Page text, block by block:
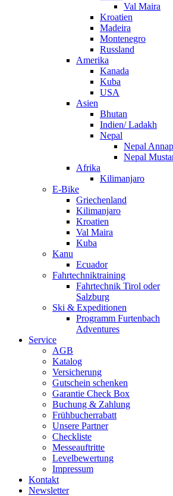
Val Maira
Kroatien
Madeira
Montenegro
Russland
Amerika
Kanada
Kuba
USA
Asien
Bhutan
Indien/ Ladakh
Nepal
Nepal
Nepal
Afrika
Kilimanjaro
E-Bike
Griechenland
Kilimanjaro
Kroatien
Val Maira
Kuba
Kanu
Ecuador
Fahrtechniktraining
Fahrtechnik Tirol oder
Salzburg
Ski & Expeditionen
Programm Furtenbach
Adventures
Service
AGB
Katalog
Versicherung
Gutschein schenken
Garantie Check Box
Buchung & Zahlung
Frühbucherrabatt
Unsere Partner
Checkliste
Messeauftritte
Levelbewertung
Impressum
Kontakt
Newsletter